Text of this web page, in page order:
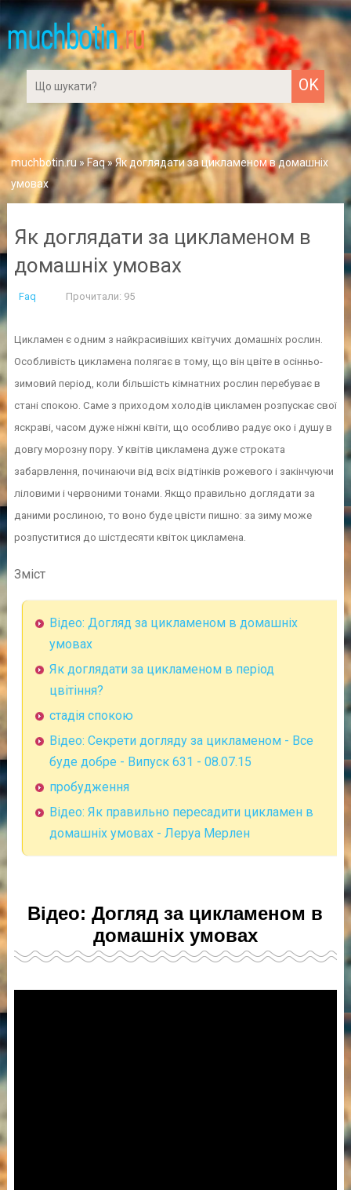
muchbotin.ru»Faq» Як доглядати за цикламеном в домашніх
умовах
Як доглядати за цикламеном в
домашніх умовах
Faq Прочитали: 95
Цикламен є одним з найкрасивіших квітучих домашніх рослин.
Особливість цикламена полягає в тому, що він цвіте в осінньо-
зимовий період, коли більшість кімнатних рослин перебуває в
стані спокою. Саме з приходом холодів цикламен розпускає свої
яскраві, часом дуже ніжні квіти, що особливо радує око і душу в
довгу морозну пору. У квітів цикламена дуже строката
забарвлення, починаючи від всіх відтінків рожевого і закінчуючи
ліловими і червоними тонами. Якщо правильно доглядати за
даними рослиною, то воно буде цвісти пишно: за зиму може
розпуститися до шістдесяти квіток цикламена.
Зміст
Відео: Догляд за цикламеном в домашніх
умовах
Як доглядати за цикламеном в період
цвітіння?
стадія спокою
Відео: Секрети догляду за цикламеном - Все
буде добре - Випуск 631 - 08.07.15
пробудження
Відео: Як правильно пересадити цикламен в
домашніх умовах - Леруа Мерлен
Відео: Догляд за цикламеном в
домашніх умовах